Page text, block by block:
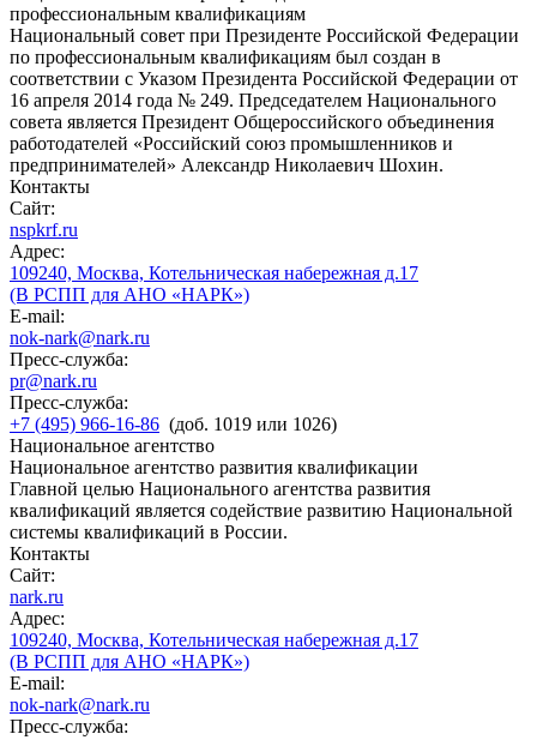
профессиональным квалификациям
Национальный совет при Президенте Российской Федерации
по профессиональным квалификациям был создан в
соответствии с Указом Президента Российской Федерации от
16 апреля 2014 года № 249. Председателем Национального
совета является Президент Общероссийского объединения
работодателей «Российский союз промышленников и
предпринимателей» Александр Николаевич Шохин.
Контакты
Сайт:
nspkrf.ru
Адрес:
109240, Москва, Котельническая набережная д.17
(В РСПП для АНО «НАРК»)
E-mail:
nok-nark@nark.ru
Пресс-служба:
pr@nark.ru
Пресс-служба:
+7 (495) 966-16-86 (доб. 1019 или 1026)
Национальное агентство
Национальное агентство развития квалификации
Главной целью Национального агентства развития
квалификаций является содействие развитию Национальной
системы квалификаций в России.
Контакты
Сайт:
nark.ru
Адрес:
109240, Москва, Котельническая набережная д.17
(В РСПП для АНО «НАРК»)
E-mail:
nok-nark@nark.ru
Пресс-служба: